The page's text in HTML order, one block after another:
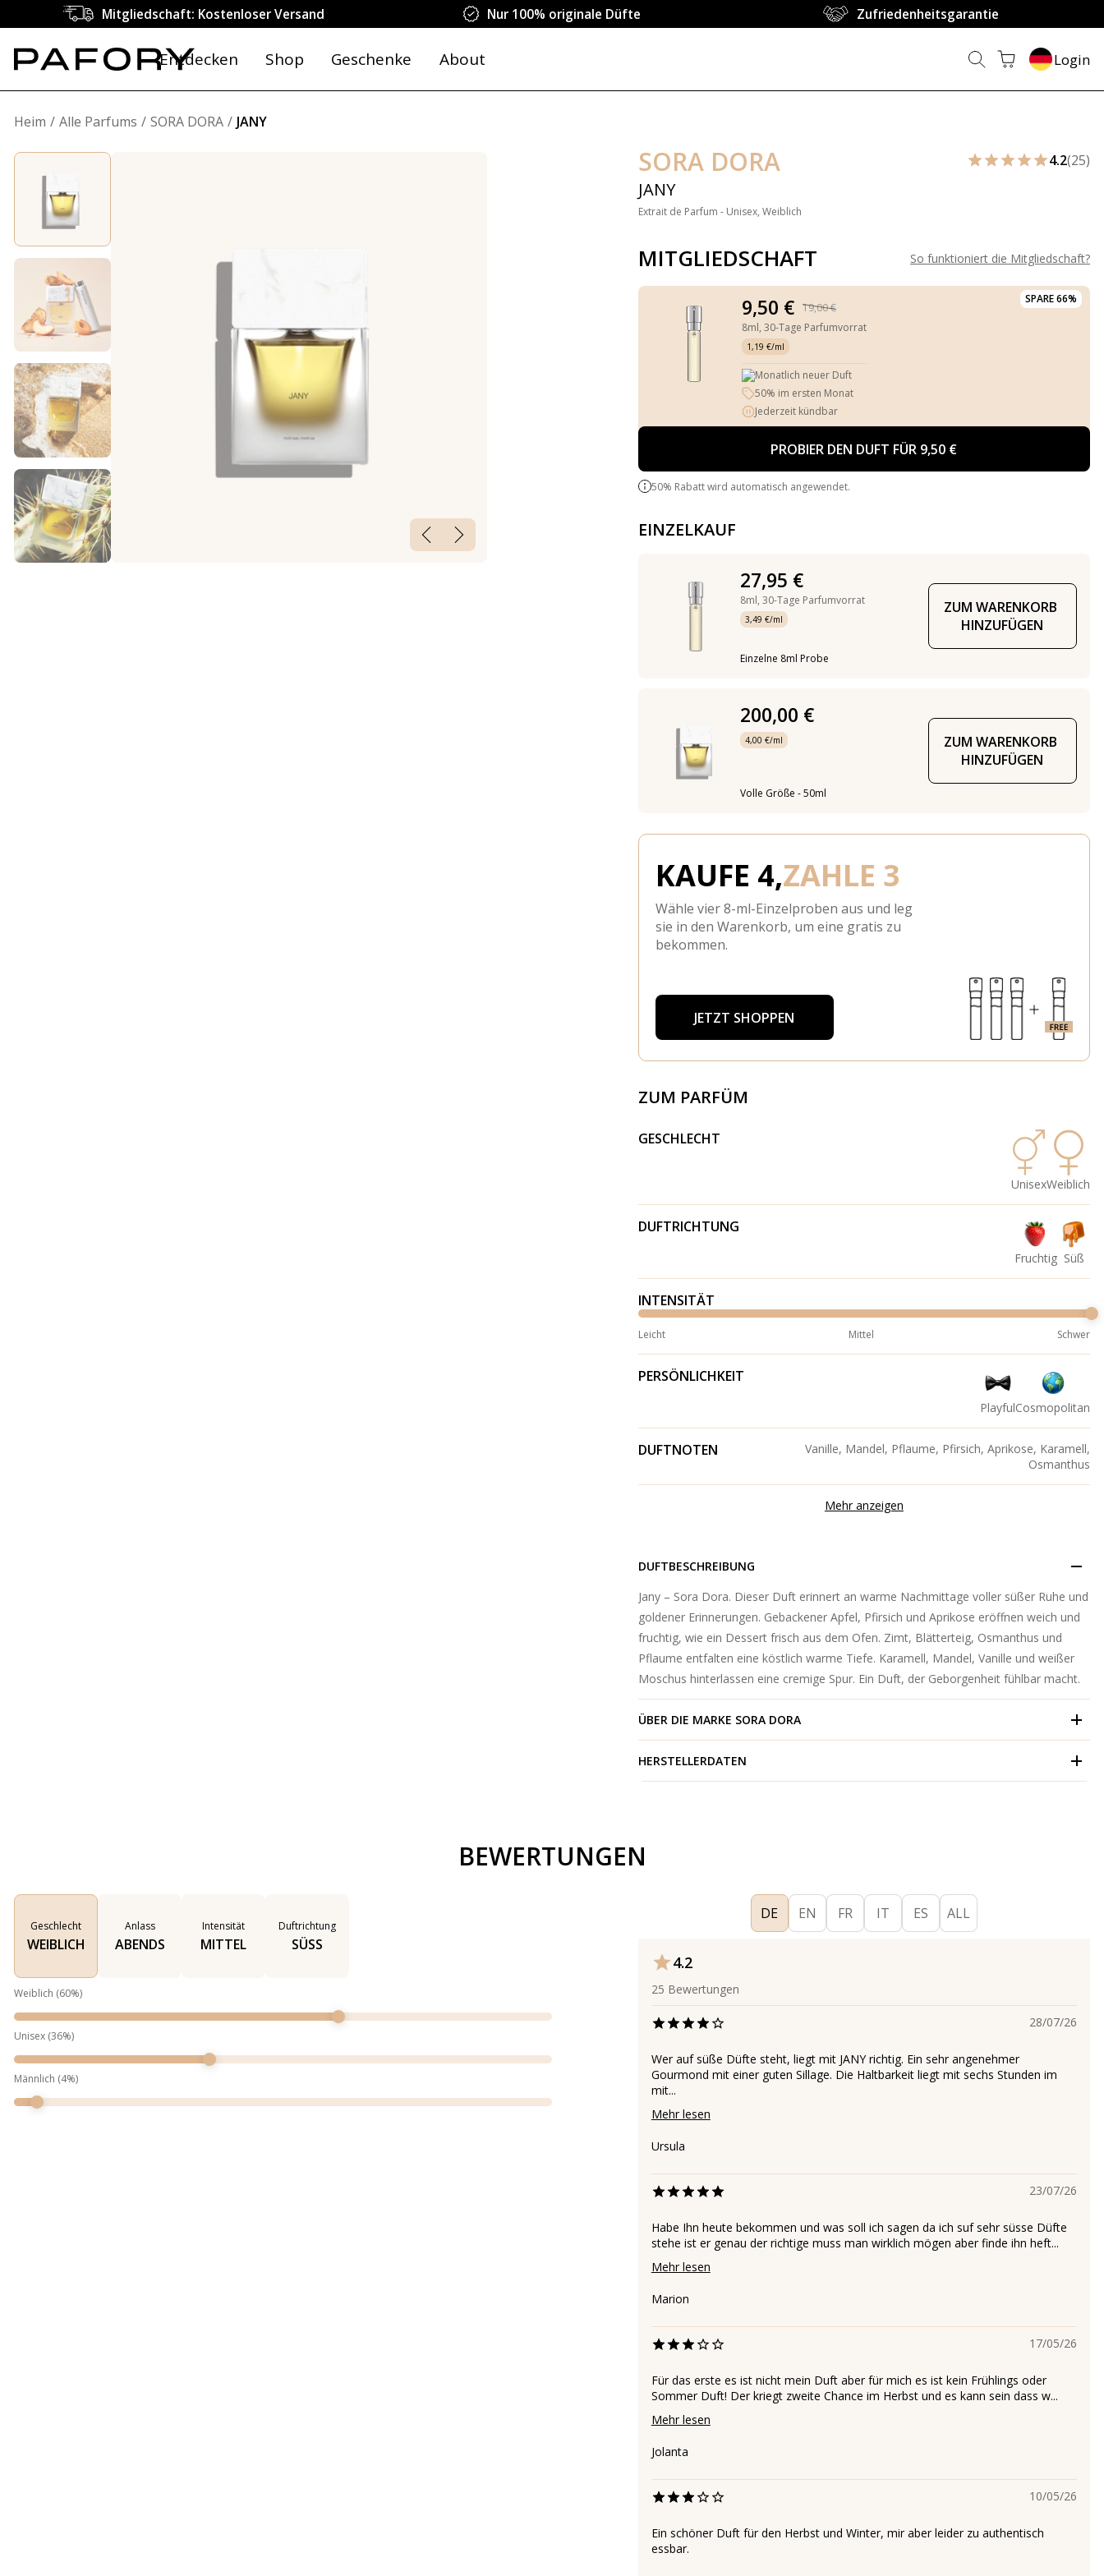
Mitgliedschaft: Kostenloser Versand Nur 100% originale Düfte Zufriedenheitsgarantie
Entdecken Shop Geschenke About Login
Heim Alle Parfums SORA DORA JANY
SORA DORA
JANY
Extrait de Parfum - Unisex, Weiblich
4.2(25)
MITGLIEDSCHAFT So funktioniert die Mitgliedschaft?
SPARE 66%
9,50 €
19,00 €
8ml, 30-Tage Parfumvorrat
1,19 €/ml
Monatlich neuer Duft
50% im ersten Monat
Jederzeit kündbar
PROBIER DEN DUFT FÜR 9,50 €
50% Rabatt wird automatisch angewendet.
EINZELKAUF
27,95 €
8ml, 30-Tage Parfumvorrat
3,49 €/ml
Einzelne 8ml Probe
ZUM WARENKORB
HINZUFÜGEN
200,00 €
4,00 €/ml
Volle Größe - 50ml
ZUM WARENKORB
HINZUFÜGEN
KAUFE 4,ZAHLE 3
Wähle vier 8-ml-Einzelproben aus und leg
sie in den Warenkorb, um eine gratis zu
bekommen.
JETZT SHOPPEN
ZUM PARFÜM
GESCHLECHT
UnisexWeiblich
DUFTRICHTUNG
Fruchtig Süß
INTENSITÄT
Leicht Mittel Schwer
PERSÖNLICHKEIT
PlayfulCosmopolitan
DUFTNOTEN
Vanille, Mandel, Pflaume, Pfirsich, Aprikose, Karamell,
Osmanthus
Mehr anzeigen
DUFTBESCHREIBUNG
Jany – Sora Dora. Dieser Duft erinnert an warme Nachmittage voller süßer Ruhe und
goldener Erinnerungen. Gebackener Apfel, Pfirsich und Aprikose eröffnen weich und
fruchtig, wie ein Dessert frisch aus dem Ofen. Zimt, Blätterteig, Osmanthus und
Pflaume entfalten eine köstlich warme Tiefe. Karamell, Mandel, Vanille und weißer
Moschus hinterlassen eine cremige Spur. Ein Duft, der Geborgenheit fühlbar macht.
ÜBER DIE MARKE SORA DORA
HERSTELLERDATEN
BEWERTUNGEN
Geschlecht
WEIBLICH
Anlass
ABENDS
Intensität
MITTEL
Duftrichtung
SÜSS
Weiblich (60%)
Unisex (36%)
Männlich (4%)
DE EN FR IT ES ALL
4.2
25 Bewertungen
28/07/26
Wer auf süße Düfte steht, liegt mit JANY richtig. Ein sehr angenehmer
Gourmond mit einer guten Sillage. Die Haltbarkeit liegt mit sechs Stunden im
mit...
Mehr lesen
Ursula
23/07/26
Habe Ihn heute bekommen und was soll ich sagen da ich suf sehr süsse Düfte
stehe ist er genau der richtige muss man wirklich mögen aber finde ihn heft...
Mehr lesen
Marion
17/05/26
Für das erste es ist nicht mein Duft aber für mich es ist kein Frühlings oder
Sommer Duft! Der kriegt zweite Chance im Herbst und es kann sein dass w...
Mehr lesen
Jolanta
10/05/26
Ein schöner Duft für den Herbst und Winter, mir aber leider zu authentisch
essbar.